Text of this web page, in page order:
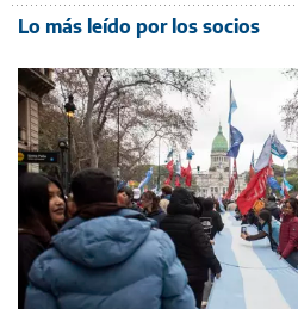
Lo más leído por los socios